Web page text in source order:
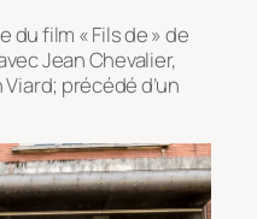
du film « Fils de » de
Jean Chevalier,
précédé d’un